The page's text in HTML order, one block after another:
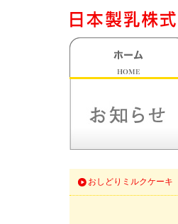
おしどりミルクケーキ